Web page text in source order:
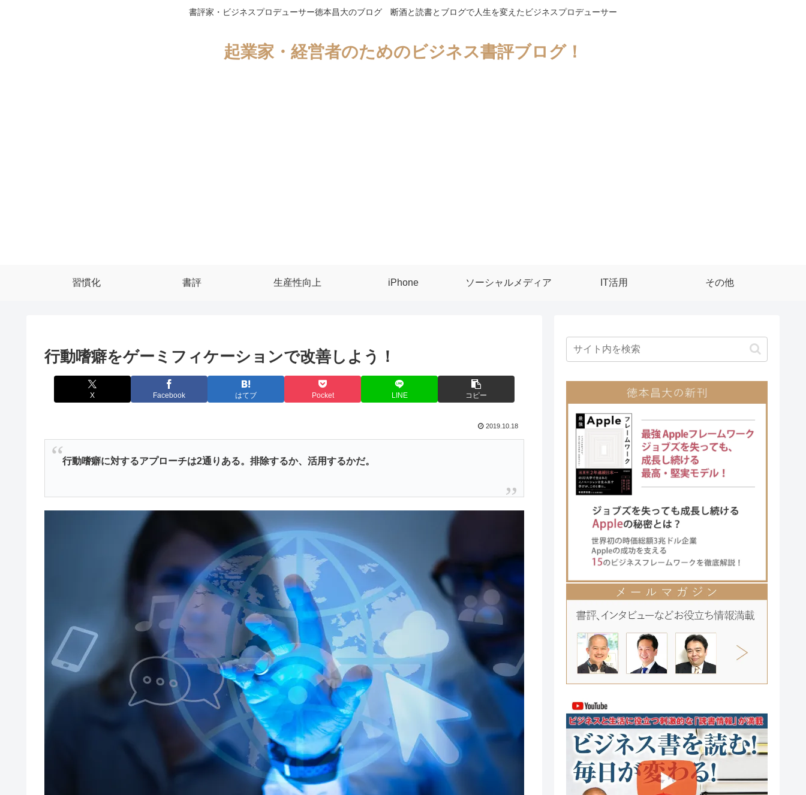
書評家・ビジネスプロデューサー徳本昌大のブログ 断酒と読書とブログで人生を変えたビジネスプロデューサー
起業家・経営者のためのビジネス書評ブログ！
習慣化 書評 生産性向上 iPhone ソーシャルメディア IT活用 その他
行動嗜癖をゲーミフィケーションで改善しよう！
X Facebook はてブ Pocket LINE コピー
2019.10.18
行動嗜癖に対するアプローチは2通りある。排除するか、活用するかだ。